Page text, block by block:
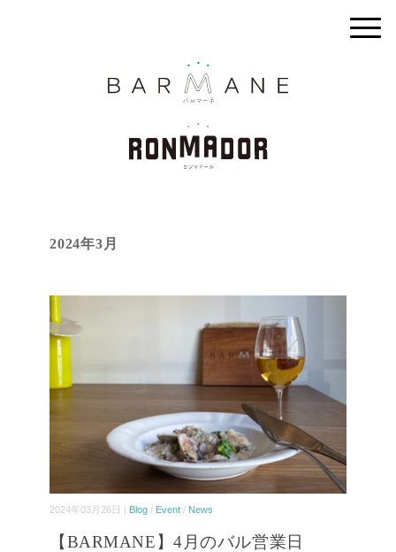
2024年3月
2024年03月26日 | Blog / Event / News
【BARMANE】4月のバル営業日